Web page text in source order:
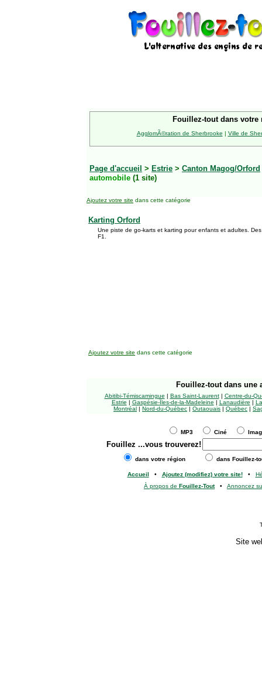
Fouillez-tout dans votre
AgglomÃ©ration de Sherbrooke | Ville de
Page d'accueil > Estrie > Canton Magog/Orford
automobile (1 site)
Ajoutez votre site dans cette catégorie
Karting Orford
Une piste de go-karts et karting pour enfants et adultes.
F1.
Ajoutez votre site dans cette catégorie
Fouillez-tout dans une
Abitibi-Témiscamingue | Bas Saint-Laurent| Centre-du-
Estrie | Gaspésie-Îles-de-la-Madeleine | Lanaudière |
Montréal | Nord-du-Québec | Outaouais | Québec |
MP3 Ciné
Fouillez ...vous trouverez!
dans votre région dans Fouillez-
Accueil • Ajoutez (modifiez) votre site!•
À propos de Fouillez-Tout• Annoncez
Site